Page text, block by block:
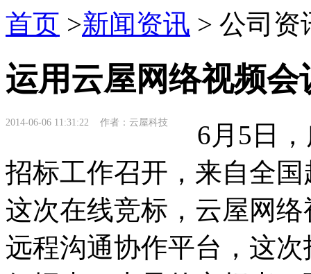
首页 >新闻资讯 > 公司资
运用云屋网络视频
2014-06-06 11:31:22 作者：云屋科技
6月5日
招标工作召开，来自全
这次在线竞标，云屋网
远程沟通协作平台，这